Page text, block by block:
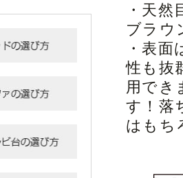
・天
ブラウ
・表
性も抜
用でき
す！落
はもち